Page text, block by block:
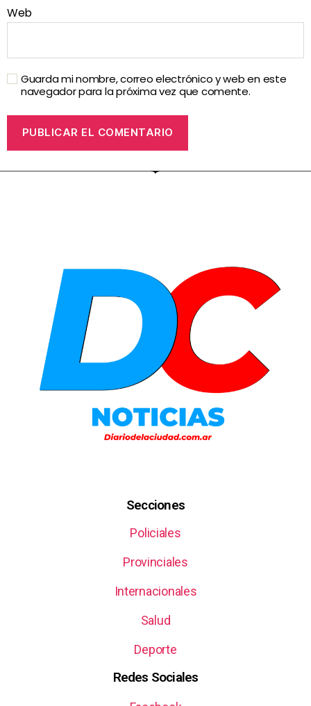
Web
Guarda mi nombre, correo electrónico y web en este
navegador para la próxima vez que comente.
Secciones
Policiales
Provinciales
Internacionales
Salud
Deporte
Redes Sociales